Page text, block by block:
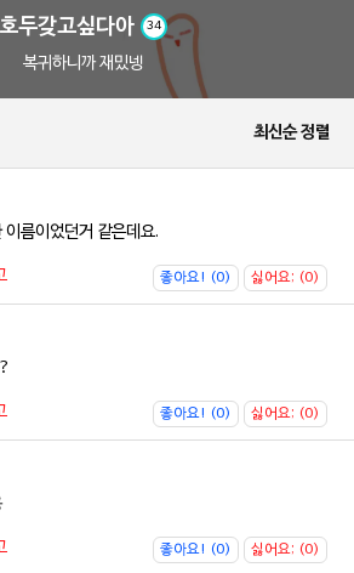
호두갖고싶다아 34
복귀하니까 재밌넹
최신순 정렬
름이었던거 같은데요.
좋아요! (0) 싫어요; (0)
좋아요! (0) 싫어요; (0)
좋아요! (0) 싫어요; (0)